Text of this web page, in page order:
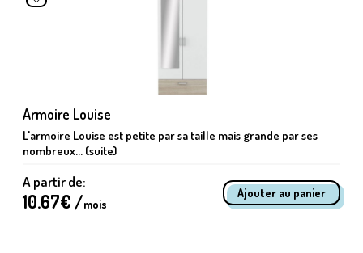
Armoire Louise
L'armoire Louise est petite par sa taille mais grande par ses
nombreux... (suite)
A partir de:
10.67€ /mois